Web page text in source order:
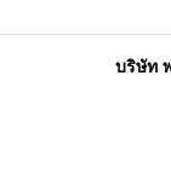
บริษัท